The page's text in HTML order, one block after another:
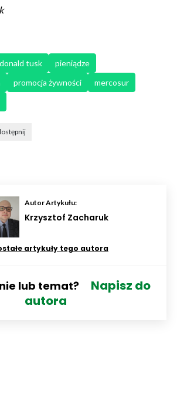
donald tusk
pieniądze
promocja żywności
mercosur
Autor Artykułu:
Krzysztof Zacharuk
artykuły tego autora
lub temat?
Napisz do
autora